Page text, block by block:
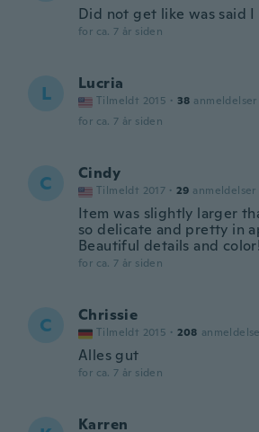
Did not get like was said
for ca. 7 år siden
L Lucria
Tilmeldt 2015 · 38 anmeldelser
for ca. 7 år siden
C Cindy
Tilmeldt 2017 · 29 anmeldelser
Item was slightly larger
so delicate and pretty in
Beautiful details and color!
for ca. 7 år siden
C Chrissie
Tilmeldt 2015 · 208
Alles gut
for ca. 7 år siden
Karren